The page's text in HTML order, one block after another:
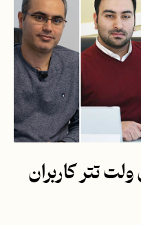
تتر کاربران